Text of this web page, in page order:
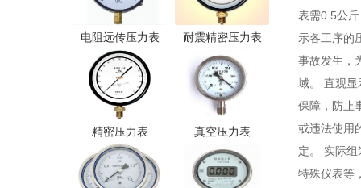
电阻远传压力表 耐震精密压力表
精密压力表 真空压力表
表需0.5公
示各工序的
事故发生，
域。 直观显
保障，防止
或违法使用
定。 实际
特殊仪表等